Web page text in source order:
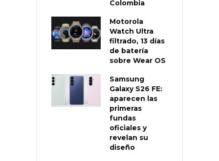
Colombia
Motorola
Watch Ultra
filtrado, 13 días
de batería
sobre Wear OS
Samsung
Galaxy S26 FE:
aparecen las
primeras
fundas
oficiales y
revelan su
diseño